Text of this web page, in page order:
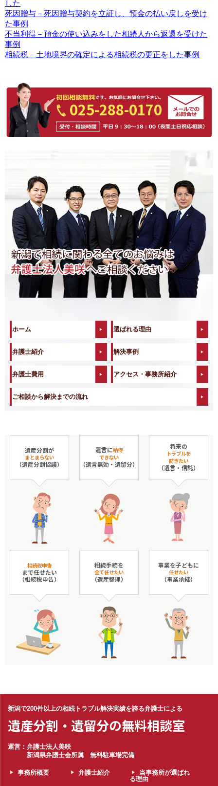
した
死因贈与－死因贈与契約を立証し、預金の払い戻しを受け
た事例
不当利得－預金の使い込みをした相続人から返還を受けた
事例
相続税－土地境界の確定による相続税の更正をした事例
025-288-0170
ホーム 選ばれる理由
弁護士紹介 解決事例
弁護士費用 アクセス・事務所紹介
ご相談から解決までの流れ
遺産分割が
まとまらない
（遺産分割協議）
遺言に納得
できない
（遺言無効・遺留分）
将来の
トラブルを
防ぎたい
（遺言・信託）
相続税申告
まで任せたい
（相続税申告）
相続手続を
全て任せたい
（遺産整理）
事業を子どもに
任せたい
（事業承継）
新潟で200件以上の相続トラブル解決実績を誇る弁護士による
遺産分割・遺留分の無料相談室
運営：弁護士法人美咲
新潟県弁護士会所属 無料駐車場完備
事務所概要 弁護士紹介
当事務所が選ばれ
る理由